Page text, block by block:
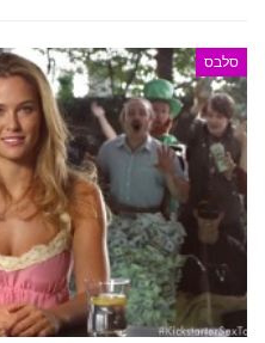
סלבס